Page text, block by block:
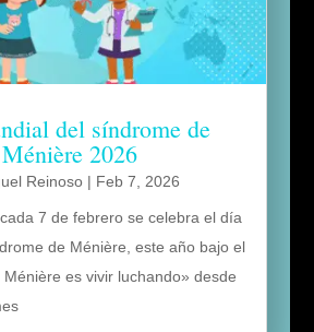
del síndrome de
Ménière 2026
Reinoso| Feb 7, 2026
7 de febrero se celebra el día
de Ménière, este año bajo el
Ménière es vivir luchando» desde